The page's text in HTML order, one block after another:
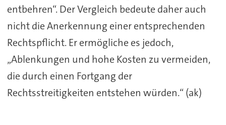
entbehren“. Der Vergleich bedeute daher auch
nicht die Anerkennung einer entsprechenden
Rechtspflicht. Er ermögliche es jedoch,
„Ablenkungen und hohe Kosten zu vermeiden,
die durch einen Fortgang der
Rechtsstreitigkeiten entstehen würden.“ (ak)